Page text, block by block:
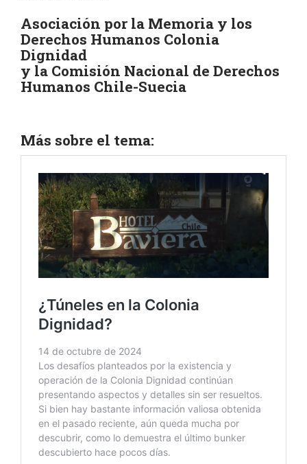
Asociación por la Memoria y los
Derechos Humanos Colonia
Dignidad
y la Comisión Nacional de Derechos
Humanos Chile-Suecia
Más sobre el tema: